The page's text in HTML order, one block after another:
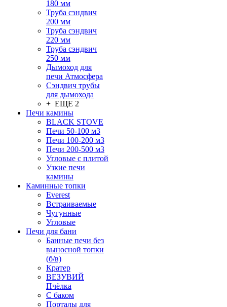
180 мм
Труба сэндвич
200 мм
Труба сэндвич
220 мм
Труба сэндвич
250 мм
Дымоход для
печи Атмосфера
Сэндвич трубы
для дымохода
+ ЕЩЕ 2
Печи камины
BLACK STOVE
Печи 50-100 м3
Печи 100-200 м3
Печи 200-500 м3
Угловые с плитой
Узкие печи
камины
Каминные топки
Everest
Встраиваемые
Чугунные
Угловые
Печи для бани
Банные печи без
выносной топки
(б/в)
Кратер
ВЕЗУВИЙ
Пчёлка
С баком
Порталы для